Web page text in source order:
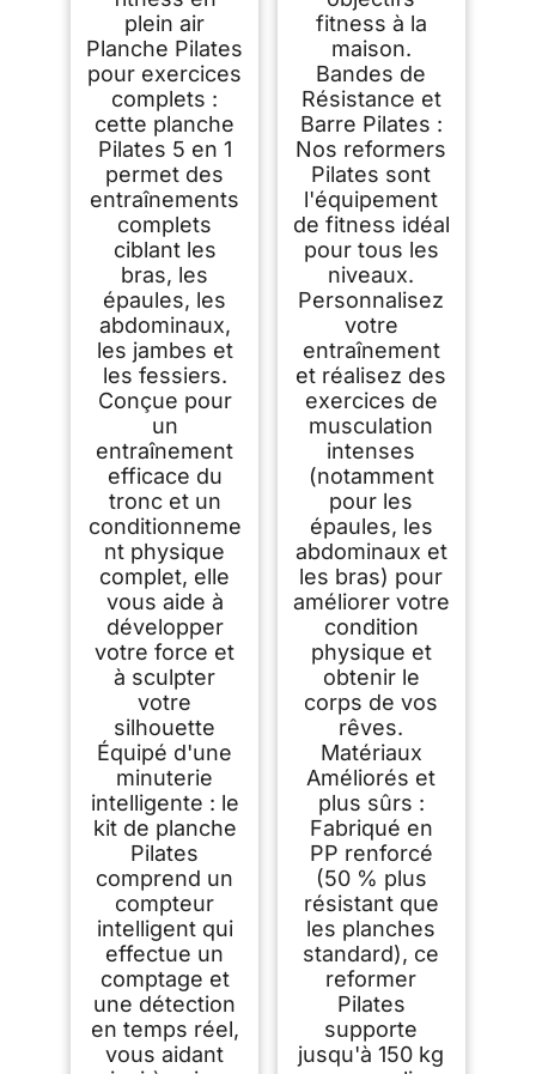
plein air
Planche Pilates
pour exercices
complets :
cette planche
Pilates 5 en 1
permet des
entraînements
complets
ciblant les
bras, les
épaules, les
abdominaux,
les jambes et
les fessiers.
Conçue pour
un
entraînement
efficace du
tronc et un
conditionneme
nt physique
complet, elle
vous aide à
développer
votre force et
à sculpter
votre
silhouette
Équipé d'une
minuterie
intelligente : le
kit de planche
Pilates
comprend un
compteur
intelligent qui
effectue un
comptage et
une détection
en temps réel,
vous aidant
fitness à la
maison.
Bandes de
Résistance et
Barre Pilates :
Nos reformers
Pilates sont
l'équipement
de fitness idéal
pour tous les
niveaux.
Personnalisez
votre
entraînement
et réalisez des
exercices de
musculation
intenses
(notamment
pour les
épaules, les
abdominaux et
les bras) pour
améliorer votre
condition
physique et
obtenir le
corps de vos
rêves.
Matériaux
Améliorés et
plus sûrs :
Fabriqué en
PP renforcé
(50 % plus
résistant que
les planches
standard), ce
reformer
Pilates
supporte
jusqu'à 150 kg